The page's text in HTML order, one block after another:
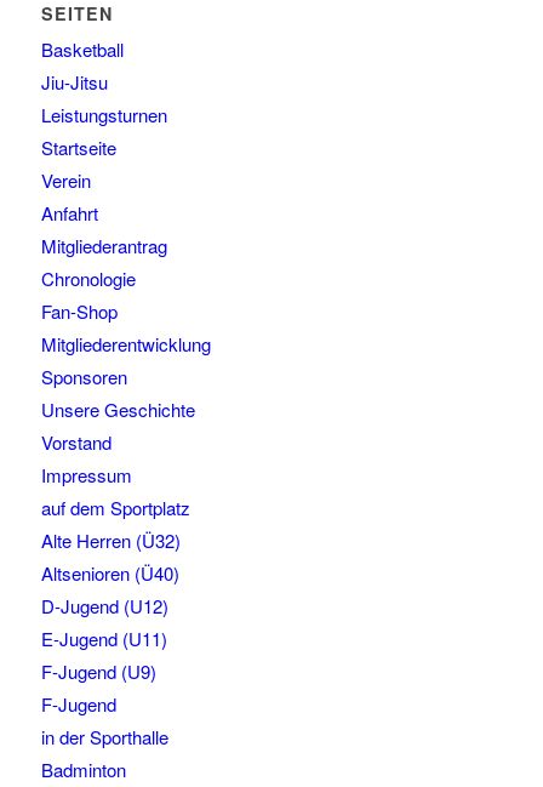
SEITEN
Basketball
Jiu-Jitsu
Leistungsturnen
Startseite
Verein
Anfahrt
Mitgliederantrag
Chronologie
Fan-Shop
Mitgliederentwicklung
Sponsoren
Unsere Geschichte
Vorstand
Impressum
auf dem Sportplatz
Alte Herren (Ü32)
Altsenioren (Ü40)
D-Jugend (U12)
E-Jugend (U11)
F-Jugend (U9)
F-Jugend
in der Sporthalle
Badminton